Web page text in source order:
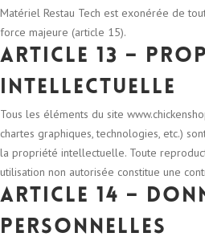
Matériel Restau Tech est exonérée de
force majeure (article 15).
Article 13 –
intellectuelle
Tous les éléments du site
chartes graphiques, technologies, etc.)
la propriété intellectuelle. Toute
utilisation non autorisée constitue une
Article 14 –
personnelles